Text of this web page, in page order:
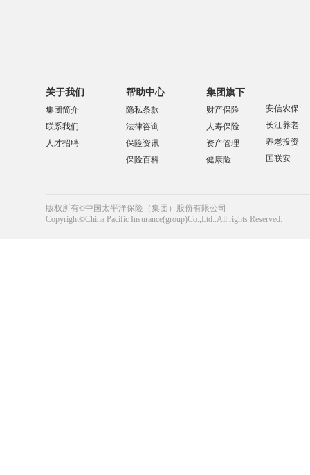
关于我们
集团简介
联系我们
人才招聘
帮助中心
隐私条款
法律咨询
保险资讯
保险百科
集团旗下
财产保险
人寿保险
资产管理
健康险
安信农保
长江养老
养老投资
国联安
版权所有©中国太平洋保险（集团）股份有限公司
Copyright©China Pacific Insurance(group)Co.,Ltd..All rights Reserved.